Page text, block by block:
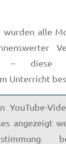
wurden alle
– diese
Unterricht
YouTube-
angezeigt